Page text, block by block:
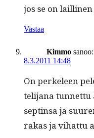
jos se on
Vastaa
Kimmo sanoo:
8.3.2011 14:48
On perkeleen
teli­jana tun­net­tu
septin­sa ja
rakas ja vihat­tu